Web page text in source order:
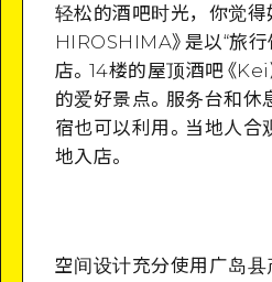
轻松的酒吧时光，你觉得
HIROSHIMA》 是以“旅
店。14楼的屋顶酒吧 《Kei
的爱好景点。服务台和
宿也可以利用。当地人
地入店。
空间设计充分使用广岛